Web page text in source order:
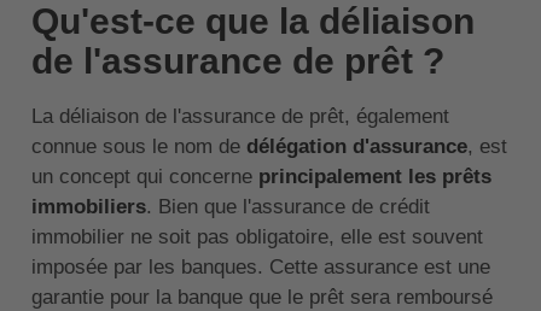
Qu'est-ce que la déliaison
de l'assurance de prêt ?
La déliaison de l'assurance de prêt, également
connue sous le nom de délégation d'assurance, est
un concept qui concerne principalement les prêts
immobiliers. Bien que l'assurance de crédit
immobilier ne soit pas obligatoire, elle est souvent
imposée par les banques. Cette assurance est une
garantie pour la banque que le prêt sera remboursé